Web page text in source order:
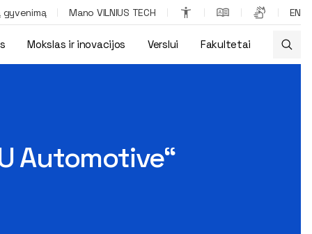
gyvenimą Mano VILNIUS TECH EN
Mokslas ir inovacijos Verslui Fakultetai
Automotive“